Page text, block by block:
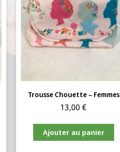
Trousse Chouette – Femmes
13,00 €
Ajouter au panier